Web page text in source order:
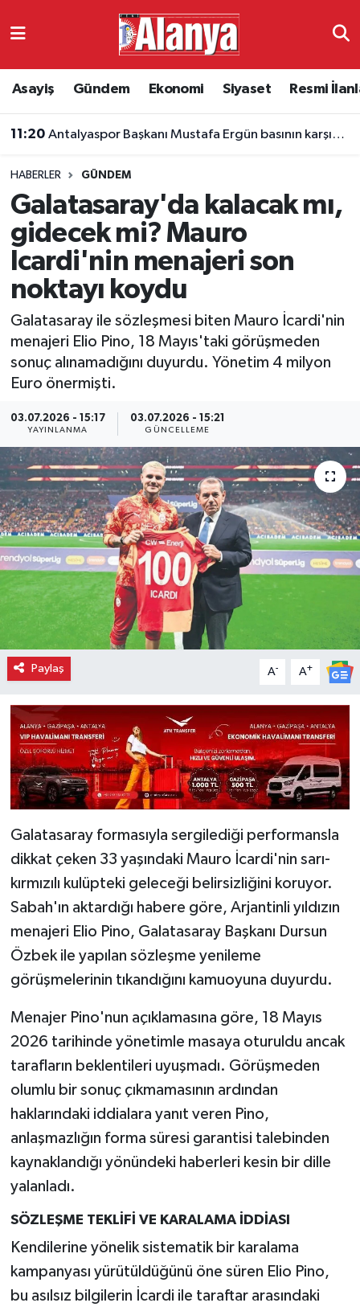
Asayiş Gündem Ekonomi Siyaset Resmi
11:20 Antalyaspor Başkanı Mustafa Ergün basının karşısına çıkıyor
HABERLER GÜNDEM
Galatasaray'da kalacak mı,
gidecek mi? Mauro
Icardi'nin menajeri son
noktayı koydu
Galatasaray ile sözleşmesi biten Mauro İcardi'nin
menajeri Elio Pino, 18 Mayıs'taki görüşmeden
sonuç alınamadığını duyurdu. Yönetim 4 milyon
Euro önermişti.
03.07.2026 - 15:17
YAYINLANMA
03.07.2026 - 15:21
GÜNCELLEME
Paylaş A- A+
Galatasaray formasıyla sergilediği performansla
dikkat çeken 33 yaşındaki Mauro İcardi'nin sarı-
kırmızılı kulüpteki geleceği belirsizliğini koruyor.
Sabah'ın aktardığı habere göre, Arjantinli yıldızın
menajeri Elio Pino, Galatasaray Başkanı Dursun
Özbek ile yapılan sözleşme yenileme
görüşmelerinin tıkandığını kamuoyuna duyurdu.
Menajer Pino'nun açıklamasına göre, 18 Mayıs
2026 tarihinde yönetimle masaya oturuldu ancak
tarafların beklentileri uyuşmadı. Görüşmeden
olumlu bir sonuç çıkmamasının ardından
haklarındaki iddialara yanıt veren Pino,
anlaşmazlığın forma süresi garantisi talebinden
kaynaklandığı yönündeki haberleri kesin bir dille
yalanladı.
SÖZLEŞME TEKLİFİ VE KARALAMA İDDİASI
Kendilerine yönelik sistematik bir karalama
kampanyası yürütüldüğünü öne süren Elio Pino,
bu asılsız bilgilerin İcardi ile taraftar arasındaki
Ekonomi
Resmi İlanlar
Alanyaspor
Turizm
E-Gazete
Antalya Namaz Vakitleri
Süper Lig Puan Durumu ve Fikstür
Tüm Manşetler
Son Dakika Haberleri
Haber Arşivi